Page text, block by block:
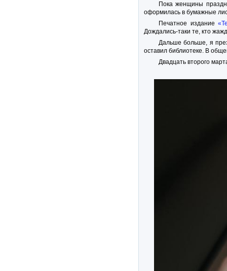
Пока женщины
оформилась в бумажные
Печатное издание
Дождались-таки те, кто
Дальше больше, я
оставил библиотеке. В
Двадцать второго